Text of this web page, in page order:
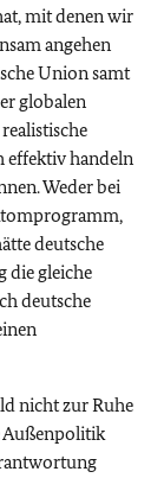
mit denen wir
angehen
Union samt
globalen
effektiv handeln
Weder bei
deutsche
die gleiche
deutsche
nicht zur Ruhe
Außenpolitik